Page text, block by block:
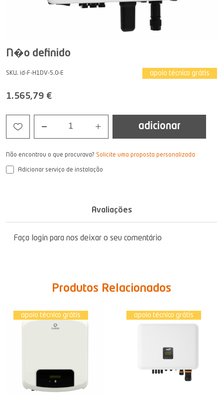
N�o definido
SKU. id-F-H1DV-5.0-E apoio técnico grátis
1.565,79 €
1 adicionar
Não encontrou o que procurava? Solicite uma proposta personalizada
Adicionar serviço de instalação
Avaliações
Faça login para nos deixar o seu comentário
Produtos Relacionados
apoio técnico grátis apoio técnico grátis